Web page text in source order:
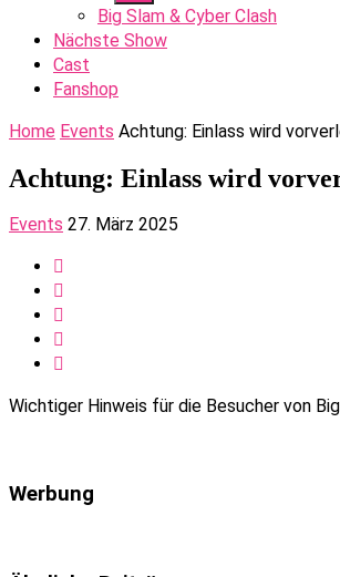
sub
menu
Big Slam & Cyber Clash
Nächste Show
Cast
Fanshop
Home Events Achtung: Einlass wird
Achtung: Einlass wird
Events 27. März 2025
Wichtiger Hinweis für die Besucher von
Werbung